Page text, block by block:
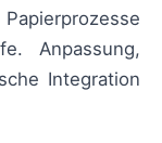
Anpassung,
Integration